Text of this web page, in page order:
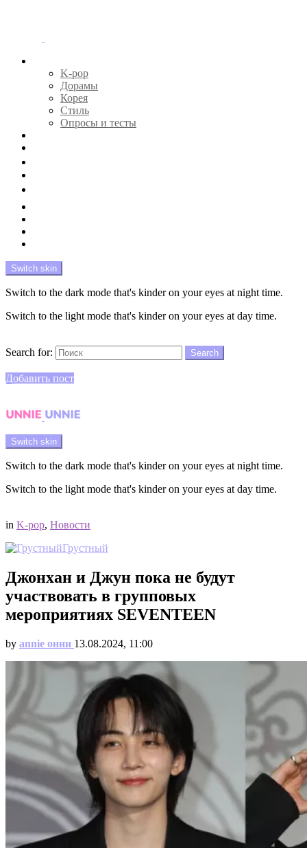
K-pop
Дорамы
Корея
Стиль
Опросы и тесты
Switch skin
Switch to the dark mode that's kinder on your eyes at night time.
Switch to the light mode that's kinder on your eyes at day time.
Search for:
Search
Добавить пост
Switch skin
Switch to the dark mode that's kinder on your eyes at night time.
Switch to the light mode that's kinder on your eyes at day time.
in K-pop, Новости
Грустный
Джонхан и Джун пока не будут
участвовать в групповых
мероприятиях SEVENTEEN
by annie онни 13.08.2024, 11:00